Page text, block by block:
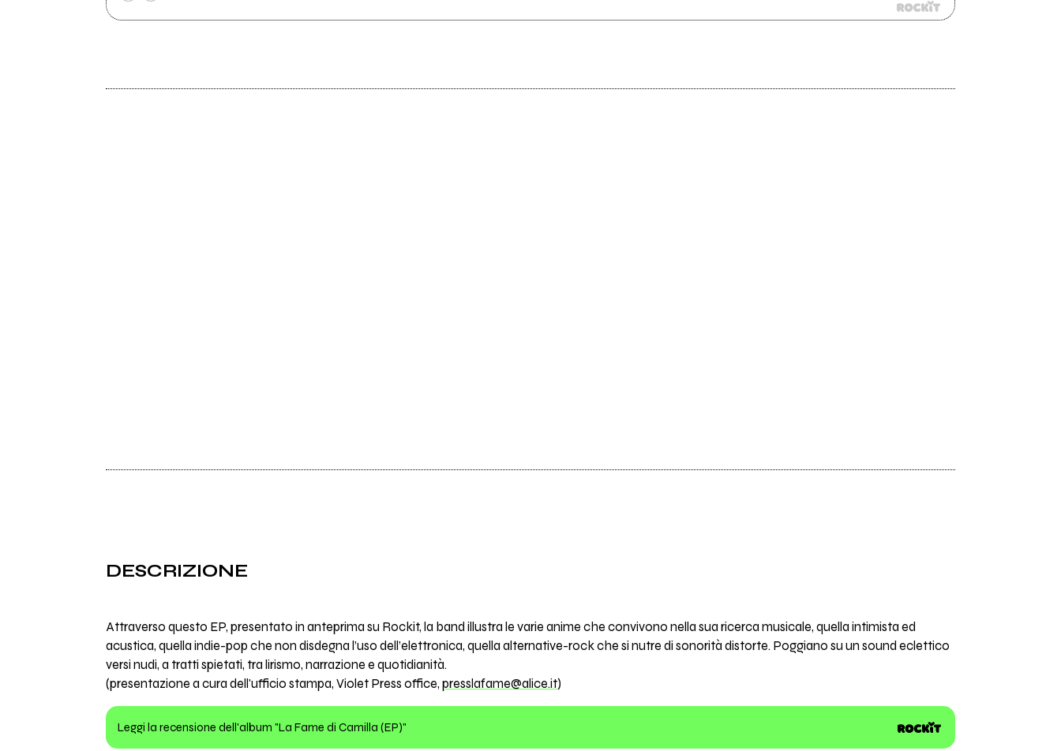
DESCRIZIONE
Attraverso questo EP, presentato in anteprima su Rockit, la band illustra le varie anime che convivono nella sua ricerca musicale, quella intimista ed
acustica, quella indie-pop che non disdegna l’uso dell’elettronica, quella alternative-rock che si nutre di sonorità distorte. Poggiano su un sound eclettico
versi nudi, a tratti spietati, tra lirismo, narrazione e quotidianità.
(presentazione a cura dell'ufficio stampa, Violet Press office,presslafame@alice.it)
Leggi la recensione dell'album "La Fame di Camilla (EP)"